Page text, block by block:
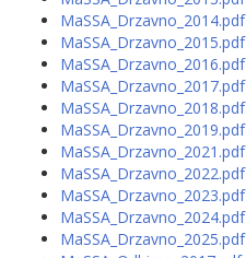
MaSSA_Drzavno_2014.pdf
MaSSA_Drzavno_2015.pdf
MaSSA_Drzavno_2016.pdf
MaSSA_Drzavno_2017.pdf
MaSSA_Drzavno_2018.pdf
MaSSA_Drzavno_2019.pdf
MaSSA_Drzavno_2021.pdf
MaSSA_Drzavno_2022.pdf
MaSSA_Drzavno_2023.pdf
MaSSA_Drzavno_2024.pdf
MaSSA_Drzavno_2025.pdf